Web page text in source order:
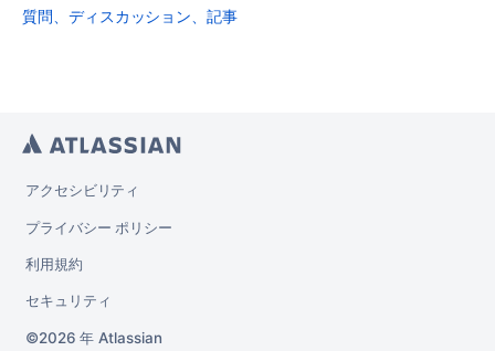
質問、ディスカッション、記事
アクセシビリティ
プライバシー ポリシー
利用規約
セキュリティ
2026 年 Atlassian